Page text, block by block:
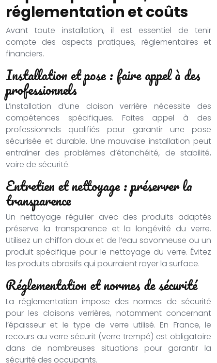
réglementation et coûts
Avant toute installation, il est essentiel de tenir
compte des aspects pratiques, réglementaires et
financiers.
Installation et pose : faire appel à des
professionnels
L’installation d’une cloison verrière nécessite des
compétences spécifiques. Faites appel à des
professionnels qualifiés pour garantir une pose
sécurisée et durable. Une mauvaise installation peut
entraîner des problèmes d’étanchéité, de stabilité,
voire de sécurité.
Entretien et nettoyage : préserver la
transparence
Un nettoyage régulier avec des produits adaptés
préserve la transparence et la longévité du verre.
Utilisez un chiffon doux et de l’eau savonneuse ou un
produit spécifique pour le nettoyage du verre. Évitez
les produits abrasifs qui pourraient rayer la surface.
Réglementation et normes de sécurité
La réglementation impose des normes de sécurité
pour les cloisons verrières, notamment concernant
l’épaisseur et le type de verre utilisé. En France, le
recours au verre sécurit (verre trempé) est obligatoire
dans de nombreuses situations pour garantir la
sécurité des occupants.